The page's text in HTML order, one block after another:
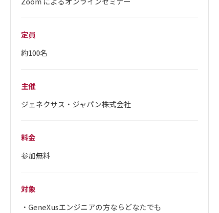
定員
約100名
主催
ジェネクサス・ジャパン株式会社
料金
参加無料
対象
・GeneXusエンジニアの方ならどなたでも